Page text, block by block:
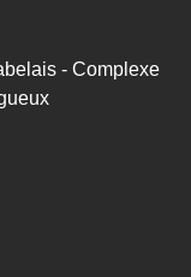
- Complexe